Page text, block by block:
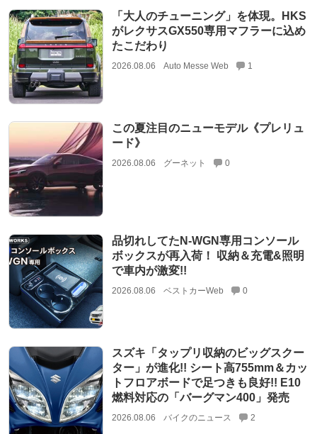
「大人のチューニング」を体現。HKS
がレクサスGX550専用マフラーに込め
たこだわり
2026.08.06 Auto Messe Web 1
この夏注目のニューモデル《プレリュ
ード》
2026.08.06 グーネット 0
品切れしてたN-WGN専用コンソール
ボックスが再入荷！ 収納＆充電&照明
で車内が激変!!
2026.08.06 ベストカーWeb 0
スズキ「タップリ収納のビッグスクー
ター」が進化!! シート高755mm＆カッ
トフロアボードで足つきも良好!! E10
燃料対応の「バーグマン400」発売
2026.08.06 バイクのニュース 2